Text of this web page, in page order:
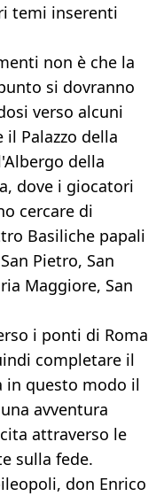
temi inserenti
non è che la
si dovranno
verso alcuni
Palazzo della
della
dove i giocatori
cercare di
Basiliche papali
Pietro, San
Maggiore, San
i ponti di Roma
completare il
in questo modo il
avventura
attraverso le
sulla fede.
don Enrico